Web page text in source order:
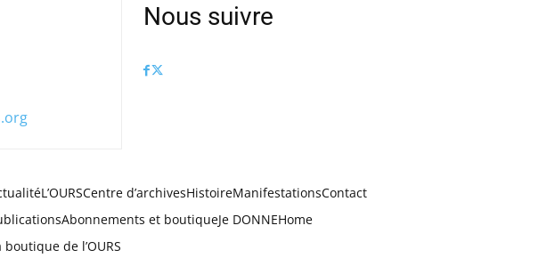
Nous suivre
L’OURSCentre d’archivesHistoireManifestationsContact
Abonnements et boutiqueJe DONNEHome
boutique de l’OURS